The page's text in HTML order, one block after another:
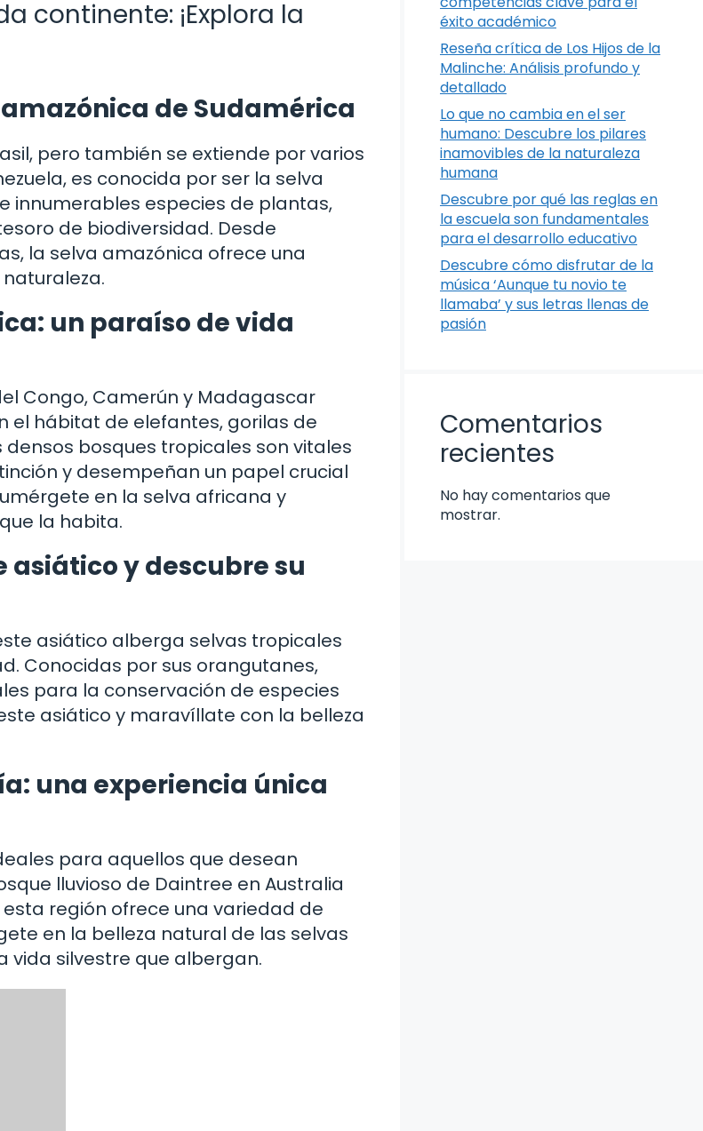
continente: ¡Explora la
de Sudamérica
pero también se extiende por varios
es conocida por ser la selva
innumerables especies de plantas,
de biodiversidad. Desde
la selva amazónica ofrece una
un paraíso de vida
Congo, Camerún y Madagascar
el hábitat de elefantes, gorilas de
bosques tropicales son vitales
y desempeñan un papel crucial
en la selva africana y
la habita.
asiático y descubre su
asiático alberga selvas tropicales
Conocidas por sus orangutanes,
para la conservación de especies
asiático y maravíllate con la belleza
una experiencia única
para aquellos que desean
lluvioso de Daintree en Australia
región ofrece una variedad de
en la belleza natural de las selvas
vida silvestre que albergan.
éxito académico
Reseña crítica de Los Hijos de la
Malinche: Análisis profundo y
detallado
Lo que no cambia en el ser
humano: Descubre los pilares
inamovibles de la naturaleza
humana
Descubre por qué las reglas en
la escuela son fundamentales
para el desarrollo educativo
Descubre cómo disfrutar de la
música ‘Aunque tu novio te
llamaba’ y sus letras llenas de
pasión
Comentarios
recientes
No hay comentarios que
mostrar.